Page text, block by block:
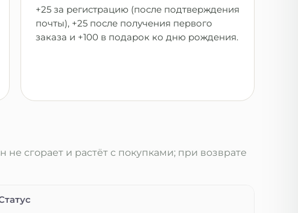
+25 за регистрацию (после подтверждения
почты), +25 после получения первого
заказа и +100 в подарок ко дню рождения.
не сгорает и растёт с покупками; при возврате